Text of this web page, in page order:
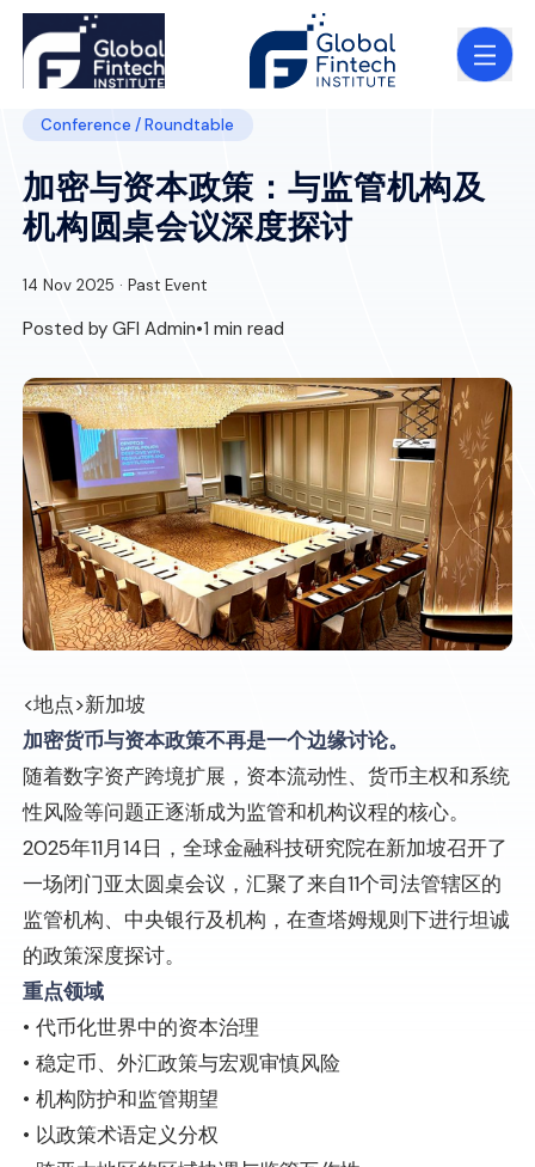
Conference / Roundtable
加密与资本政策：与监管机构及
机构圆桌会议深度探讨
14 Nov 2025 · Past Event
Posted by GFI Admin•1 min read
<地点>新加坡
加密货币与资本政策不再是一个边缘讨论。
随着数字资产跨境扩展，资本流动性、货币主权和系统
性风险等问题正逐渐成为监管和机构议程的核心。
2025年11月14日，全球金融科技研究院在新加坡召开了
一场闭门亚太圆桌会议，汇聚了来自11个司法管辖区的
监管机构、中央银行及机构，在查塔姆规则下进行坦诚
的政策深度探讨。
重点领域
• 代币化世界中的资本治理
• 稳定币、外汇政策与宏观审慎风险
• 机构防护和监管期望
• 以政策术语定义分权